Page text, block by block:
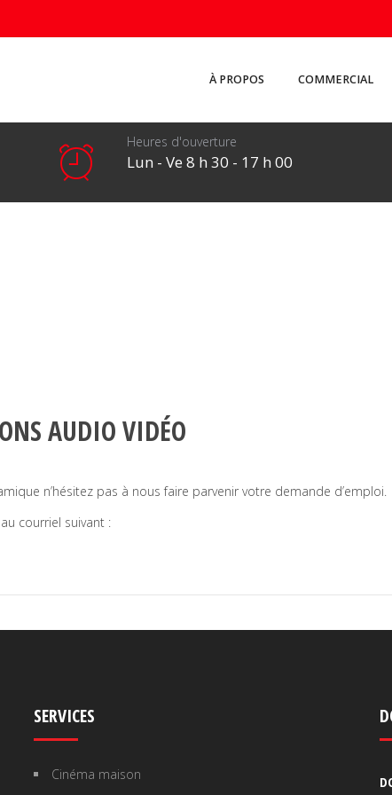
À PROPOS COMMERCIAL
Heures d'ouverture
Lun - Ve 8 h 30 - 17 h 00
AUDIO VIDÉO
n’hésitez pas à nous faire parvenir votre demande d’emploi.
courriel suivant :
SERVICES
Cinéma maison